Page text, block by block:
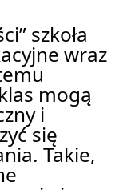
szkoła
wraz
mogą
i
się
Takie,